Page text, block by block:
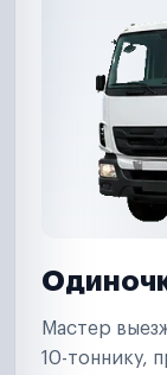
Мастер
10-тоннику,